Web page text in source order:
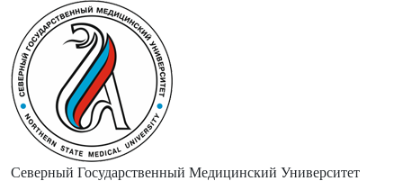
Северный Государственный Медицинский Университет